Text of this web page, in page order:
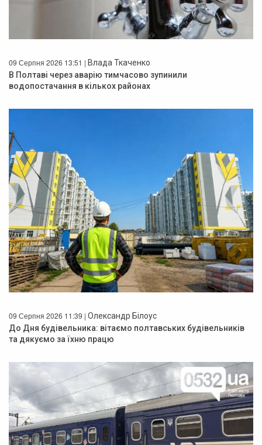
09 Серпня 2026 13:51 | Влада Ткаченко
В Полтаві через аварію тимчасово зупинили
водопостачання в кількох районах
09 Серпня 2026 11:39 | Олександр Білоус
До Дня будівельника: вітаємо полтавських будівельників
та дякуємо за їхню працю